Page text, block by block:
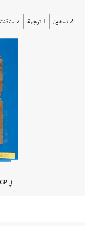
2 نسخين 1 ترجمة 2 مناقشتان
في PGP منذ